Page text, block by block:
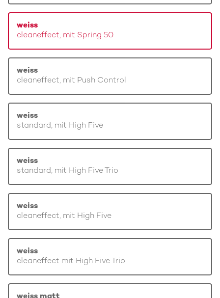
weiss
cleaneffect, mit Spring 50
weiss
cleaneffect, mit Push Control
weiss
standard, mit High Five
weiss
standard, mit High Five Trio
weiss
cleaneffect, mit High Five
weiss
cleaneffect mit High Five Trio